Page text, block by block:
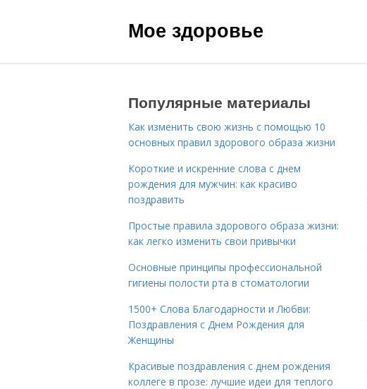
Мое здоровье
Популярные материалы
Как изменить свою жизнь с помощью 10
основных правил здорового образа жизни
Короткие и искренние слова с днем
рождения для мужчин: как красиво
поздравить
Простые правила здорового образа жизни:
как легко изменить свои привычки
Основные принципы профессиональной
гигиены полости рта в стоматологии
1500+ Слова Благодарности и Любви:
Поздравления с Днем Рождения для
Женщины
Красивые поздравления с днем рождения
коллеге в прозе: лучшие идеи для теплого